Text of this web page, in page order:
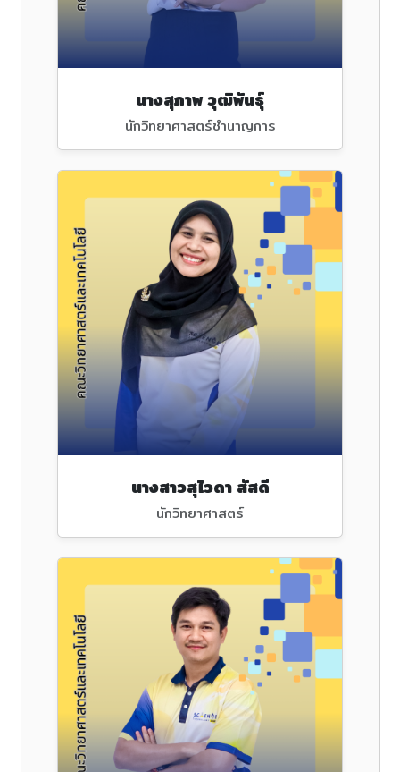
นางสุภาพ วุฒิพันธุ์
นักวิทยาศาสตร์ชำนาญการ
นางสาวสุไวดา สัสดี
นักวิทยาศาสตร์